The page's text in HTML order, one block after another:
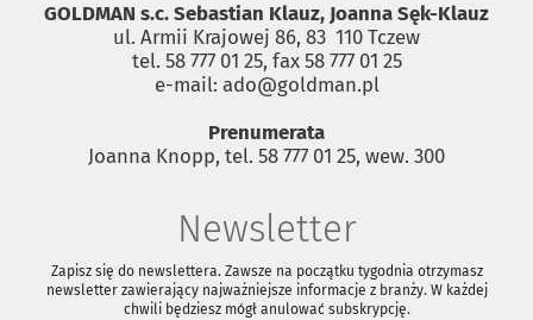
GOLDMAN s.c. Sebastian Klauz, Joanna Sęk-Klauz
ul. Armii Krajowej 86, 83 ­ 110 Tczew
tel. 58 777 01 25, fax 58 777 01 25
e-mail: ado@goldman.pl
Prenumerata
Joanna Knopp, tel. 58 777 01 25, wew. 300
Newsletter
Zapisz się do newslettera. Zawsze na początku tygodnia otrzymasz
newsletter zawierający najważniejsze informacje z branży. W każdej
chwili będziesz mógł anulować subskrypcję.